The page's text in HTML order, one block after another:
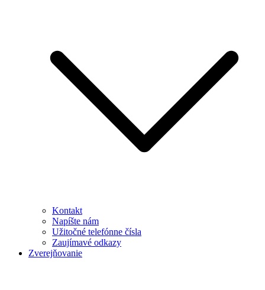
Kontakt
Napíšte nám
Užitočné telefónne čísla
Zaujímavé odkazy
Zverejňovanie